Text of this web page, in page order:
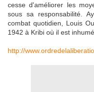
cesse d'améliorer les
sous sa responsabilité.
combat quotidien, Louis
1942 à Kribi où il est inhumé.
http://